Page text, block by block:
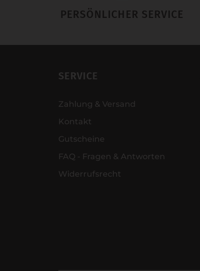
PERSÖNLICHER SERVICE
SERVICE
Zahlung & Versand
Kontakt
Gutscheine
FAQ - Fragen & Antworten
Widerrufsrecht